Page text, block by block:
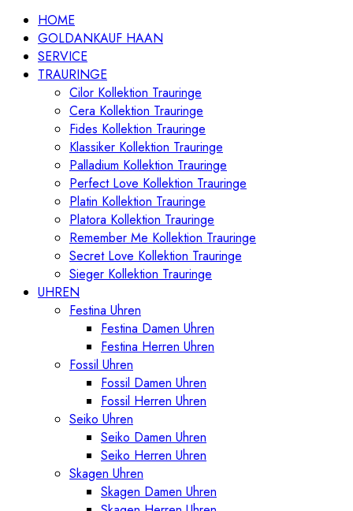
HOME
GOLDANKAUF HAAN
SERVICE
TRAURINGE
Cilor Kollektion Trauringe
Cera Kollektion Trauringe
Fides Kollektion Trauringe
Klassiker Kollektion Trauringe
Palladium Kollektion Trauringe
Perfect Love Kollektion Trauringe
Platin Kollektion Trauringe
Platora Kollektion Trauringe
Remember Me Kollektion Trauringe
Secret Love Kollektion Trauringe
Sieger Kollektion Trauringe
UHREN
Festina Uhren
Festina Damen Uhren
Festina Herren Uhren
Fossil Uhren
Fossil Damen Uhren
Fossil Herren Uhren
Seiko Uhren
Seiko Damen Uhren
Seiko Herren Uhren
Skagen Uhren
Skagen Damen Uhren